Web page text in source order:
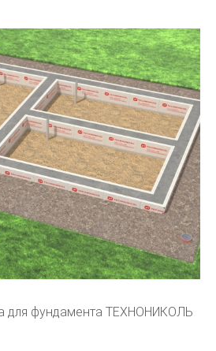
для фундамента ТЕХНОНИКОЛЬ